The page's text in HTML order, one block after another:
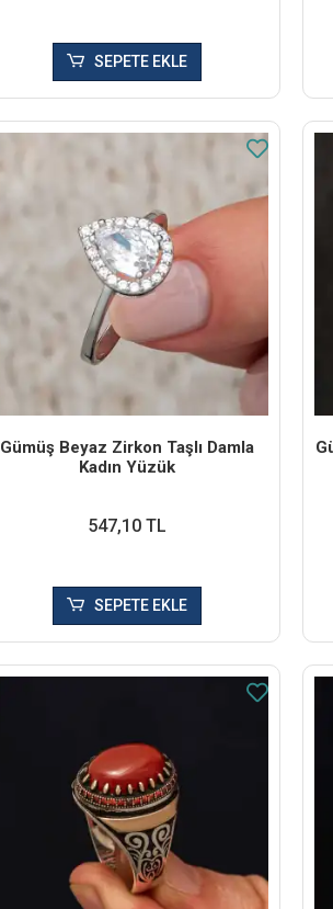
SEPETE EKLE
Gümüş Beyaz Zirkon Taşlı Damla
Kadın Yüzük
547,10 TL
SEPETE EKLE